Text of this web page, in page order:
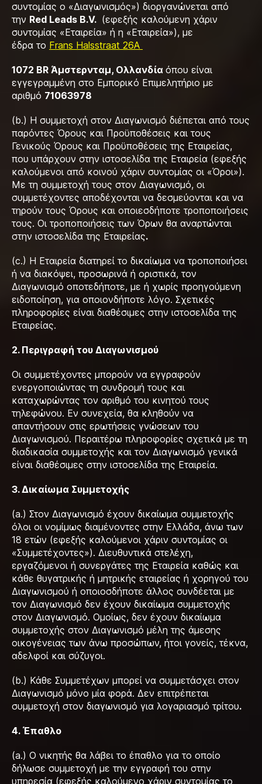
συντομίας ο «Διαγωνισμός») διοργανώνεται από
την Red Leads B.V. (εφεξής καλούμενη χάριν
συντομίας «Εταιρεία» ή η «Εταιρεία»), με
έδρα τo Frans Halsstraat 26A
1072 BR Άμστερνταμ, Ολλανδία όπου είναι
εγγεγραμμένη στο Εμπορικό Επιμελητήριο με
αριθμό 71063978
(b.) Η συμμετοχή στον Διαγωνισμό διέπεται από τους
παρόντες Όρους και Προϋποθέσεις και τους
Γενικούς Όρους και Προϋποθέσεις της Εταιρείας,
που υπάρχουν στην ιστοσελίδα της Εταιρεία (εφεξής
καλούμενοι από κοινού χάριν συντομίας οι «Όροι»).
Με τη συμμετοχή τους στον Διαγωνισμό, οι
συμμετέχοντες αποδέχονται να δεσμεύονται και να
τηρούν τους Όρους και οποιεσδήποτε τροποποιήσεις
τους. Οι τροποποιήσεις των Όρων θα αναρτώνται
στην ιστοσελίδα της Εταιρείας.
(c.) H Εταιρεία διατηρεί το δικαίωμα να τροποποιήσει
ή να διακόψει, προσωρινά ή οριστικά, τον
Διαγωνισμό οποτεδήποτε, με ή χωρίς προηγούμενη
ειδοποίηση, για οποιονδήποτε λόγο. Σχετικές
πληροφορίες είναι διαθέσιμες στην ιστοσελίδα της
Εταιρείας.
2. Περιγραφή του Διαγωνισμού
Οι συμμετέχοντες μπορούν να εγγραφούν
ενεργοποιώντας τη συνδρομή τους και
καταχωρώντας τον αριθμό του κινητού τους
τηλεφώνου. Εν συνεχεία, θα κληθούν να
απαντήσουν στις ερωτήσεις γνώσεων του
Διαγωνισμού. Περαιτέρω πληροφορίες σχετικά με τη
διαδικασία συμμετοχής και τον Διαγωνισμό γενικά
είναι διαθέσιμες στην ιστοσελίδα της Εταιρεία.
3. Δικαίωμα Συμμετοχής
(a.) Στον Διαγωνισμό έχουν δικαίωμα συμμετοχής
όλοι οι νομίμως διαμένοντες στην Ελλάδα, άνω των
18 ετών (εφεξής καλούμενοι χάριν συντομίας οι
«Συμμετέχοντες»). Διευθυντικά στελέχη,
εργαζόμενοι ή συνεργάτες της Εταιρεία καθώς και
κάθε θυγατρικής ή μητρικής εταιρείας ή χορηγού του
Διαγωνισμού ή οποιοσδήποτε άλλος συνδέεται με
τον Διαγωνισμό δεν έχουν δικαίωμα συμμετοχής
στον Διαγωνισμό. Ομοίως, δεν έχουν δικαίωμα
συμμετοχής στον Διαγωνισμό μέλη της άμεσης
οικογένειας των άνω προσώπων, ήτοι γονείς, τέκνα,
αδελφοί και σύζυγοι.
(b.) Κάθε Συμμετέχων μπορεί να συμμετάσχει στον
Διαγωνισμό μόνο μία φορά. Δεν επιτρέπεται
συμμετοχή στον διαγωνισμό για λογαριασμό τρίτου.
4. Έπαθλο
(a.) Ο νικητής θα λάβει το έπαθλο για το οποίο
δήλωσε συμμετοχή με την εγγραφή του στην
υπηρεσία (εφεξής καλούμενο χάριν συντομίας το